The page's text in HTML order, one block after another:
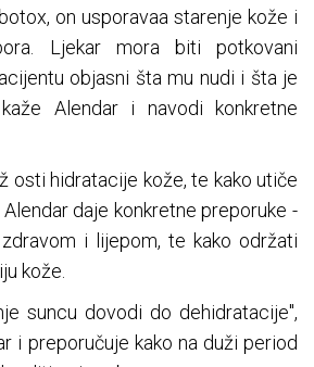
on usporavaa starenje kože i
Ljekar mora biti potkovani
objasni šta mu nudi i šta je
Alendar i navodi konkretne
osti hidratacije kože, te kako utiče
daje konkretne preporuke -
i lijepom, te kako održati
kože.
suncu dovodi do dehidratacije",
i preporučuje kako na duži period